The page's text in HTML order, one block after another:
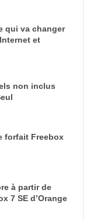
qui va changer
et
non inclus
forfait Freebox
à partir de
7 SE d’Orange